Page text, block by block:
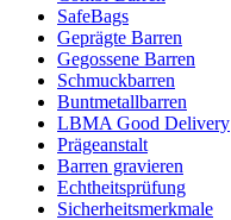
SafeBags
Geprägte Barren
Gegossene Barren
Schmuckbarren
Buntmetallbarren
LBMA Good Delivery
Prägeanstalt
Barren gravieren
Echtheitsprüfung
Sicherheitsmerkmale